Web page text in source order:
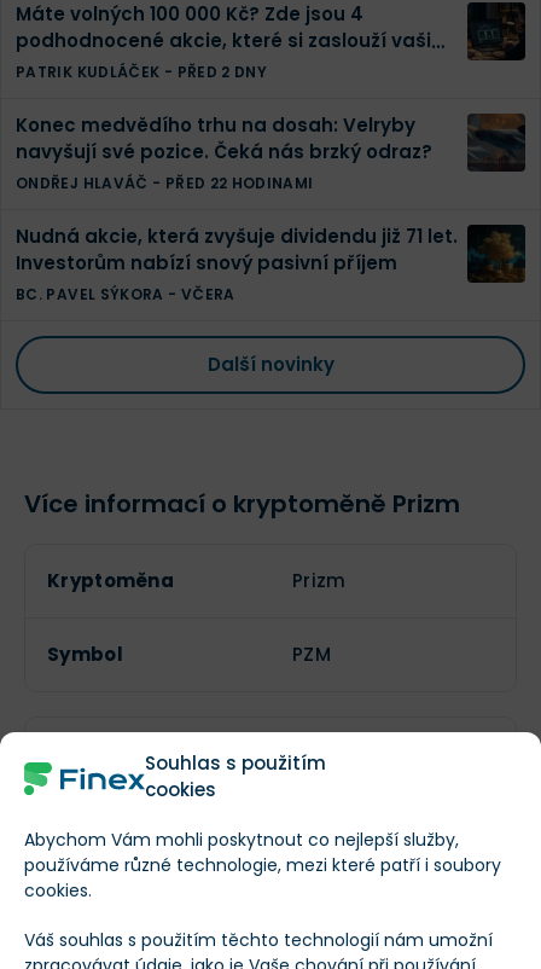
Souhlas s použitím
cookies
Abychom Vám mohli poskytnout co nejlepší služby,
používáme různé technologie, mezi které patří i soubory
cookies.
Váš souhlas s použitím těchto technologií nám umožní
Máte volných 100 000 Kč? Zde jsou 4
podhodnocené akcie, které si zaslouží vaši
pozornost
PATRIK KUDLÁČEK - PŘED 2 DNY
Konec medvědího trhu na dosah: Velryby
navyšují své pozice. Čeká nás brzký odraz?
ONDŘEJ HLAVÁČ - PŘED 22 HODINAMI
Nudná akcie, která zvyšuje dividendu již 71 let.
Investorům nabízí snový pasivní příjem
BC. PAVEL SÝKORA - VČERA
Další novinky
Více informací o kryptoměně Prizm
Kryptoměna Prizm
Symbol PZM
Aktuální počet
tokenů
--
Maximální počet
tokenů
6 000 000 000